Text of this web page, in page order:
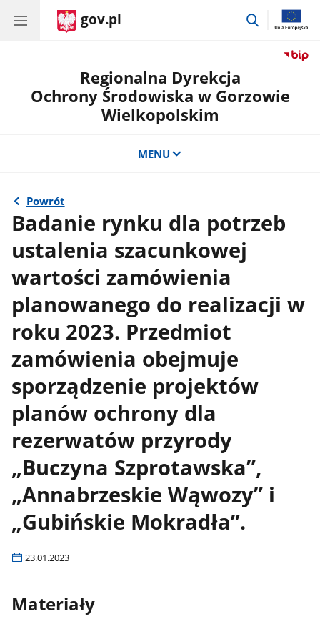
gov.pl
przejdź
Regionalna Dyrekcja
Ochrony Środowiska w Gorzowie
Wielkopolskim
MENU
Powrót
Badanie rynku dla potrzeb
ustalenia szacunkowej
wartości zamówienia
planowanego do realizacji w
roku 2023. Przedmiot
zamówienia obejmuje
sporządzenie projektów
planów ochrony dla
rezerwatów przyrody
„Buczyna Szprotawska”,
„Annabrzeskie Wąwozy” i
„Gubińskie Mokradła”.
23.01.2023
Materiały